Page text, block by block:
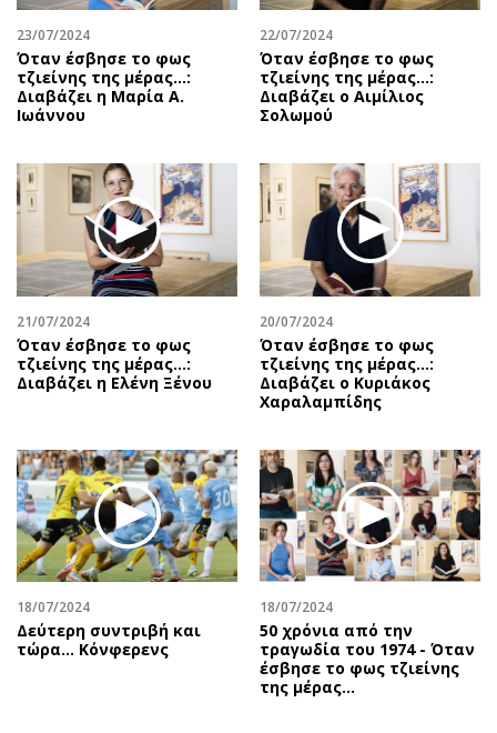
Money Review
AstroBank Properties
Trends
Ενέργεια
Περιβάλλον
Ελλάδα
Παράξενα
Πολιτισμός
Σινεμά
Θέατρο-Χορός
Μουσική
Βιβλίο
Χειρόγραφα
Πρόσωπα
Περιβάλλον
Good Life
Γυναίκα
Ταξίδια
Συνταγές
Έξοδος
Media
Εκπομπές
Wine routes
Podcasts
Uncut
Προσωπικότητες στην ''Κ''
Επιστολές
23/07/2024
Όταν έσβησε το φως
τζιείνης της μέρας…:
Διαβάζει η Μαρία Α.
Ιωάννου
22/07/2024
Όταν έσβησε το φως
τζιείνης της μέρας…:
Διαβάζει ο Αιμίλιος
Σολωμού
21/07/2024
Όταν έσβησε το φως
τζιείνης της μέρας…:
Διαβάζει η Ελένη Ξένου
20/07/2024
Όταν έσβησε το φως
τζιείνης της μέρας…:
Διαβάζει ο Κυριάκος
Χαραλαμπίδης
18/07/2024
Δεύτερη συντριβή και
τώρα... Κόνφερενς
18/07/2024
50 χρόνια από την
τραγωδία του 1974 - Όταν
έσβησε το φως τζιείνης
της μέρας…